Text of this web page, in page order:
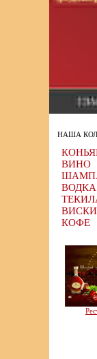
НАША
ВИНО
ВОДКА
ВИСКИ
КОФЕ